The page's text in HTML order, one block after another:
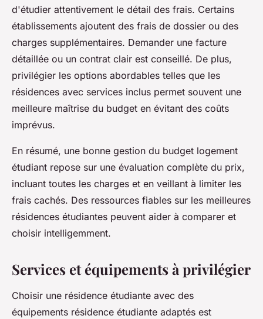
d'étudier attentivement le détail des frais. Certains
établissements ajoutent des frais de dossier ou des
charges supplémentaires. Demander une facture
détaillée ou un contrat clair est conseillé. De plus,
privilégier les options abordables telles que les
résidences avec services inclus permet souvent une
meilleure maîtrise du budget en évitant des coûts
imprévus.
En résumé, une bonne gestion du budget logement
étudiant repose sur une évaluation complète du prix,
incluant toutes les charges et en veillant à limiter les
frais cachés. Des ressources fiables sur les meilleures
résidences étudiantes peuvent aider à comparer et
choisir intelligemment.
Services et équipements à privilégier
Choisir une résidence étudiante avec des
équipements résidence étudiante adaptés est